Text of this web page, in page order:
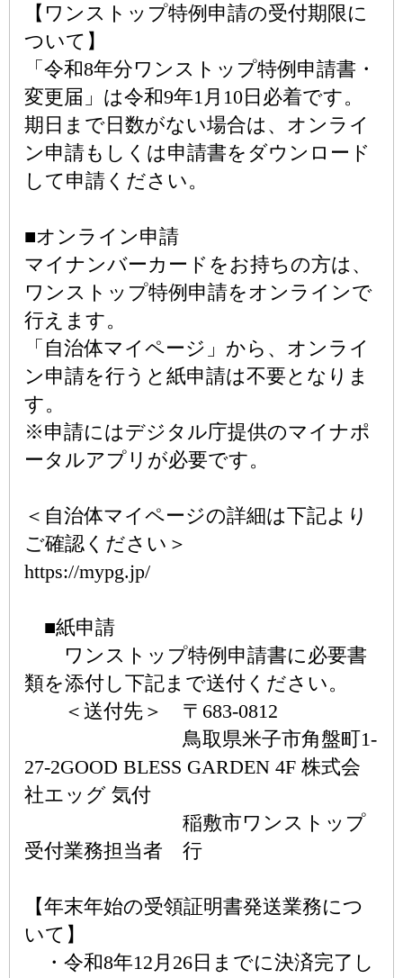
【ワンストップ特例申請の受付期限に
ついて】
「令和8年分ワンストップ特例申請書・
変更届」は令和9年1月10日必着です。
期日まで日数がない場合は、オンライ
ン申請もしくは申請書をダウンロード
して申請ください。
■オンライン申請
マイナンバーカードをお持ちの方は、
ワンストップ特例申請をオンラインで
行えます。
「自治体マイページ」から、オンライ
ン申請を行うと紙申請は不要となりま
す。
※申請にはデジタル庁提供のマイナポ
ータルアプリが必要です。
＜自治体マイページの詳細は下記より
ご確認ください＞
https://mypg.jp/
■紙申請
ワンストップ特例申請書に必要書
類を添付し下記まで送付ください。
＜送付先＞ 〒683-0812
鳥取県米子市角盤町1-
27-2GOOD BLESS GARDEN 4F 株式会
社エッグ 気付
稲敷市ワンストップ
受付業務担当者 行
【年末年始の受領証明書発送業務につ
いて】
・令和8年12月26日までに決済完了し